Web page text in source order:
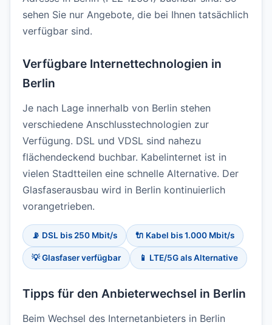
sehen Sie nur Angebote, die bei Ihnen tatsächlich
verfügbar sind.
Verfügbare Internettechnologien in
Berlin
Je nach Lage innerhalb von Berlin stehen
verschiedene Anschlusstechnologien zur
Verfügung. DSL und VDSL sind nahezu
flächendeckend buchbar. Kabelinternet ist in
vielen Stadtteilen eine schnelle Alternative. Der
Glasfaserausbau wird in Berlin kontinuierlich
vorangetrieben.
📡 DSL bis 250 Mbit/s 🔌 Kabel bis 1.000 Mbit/s
💡 Glasfaser verfügbar 📱 LTE/5G als Alternative
Tipps für den Anbieterwechsel in Berlin
Beim Wechsel des Internetanbieters in Berlin